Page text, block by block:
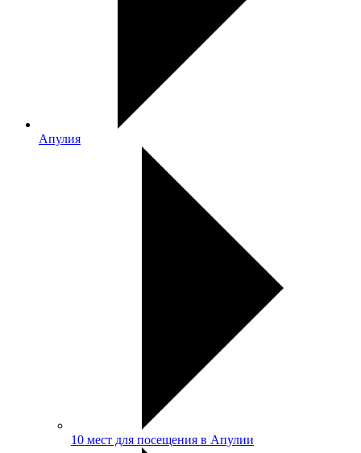
Апулия
10 мест для посещения в Апулии